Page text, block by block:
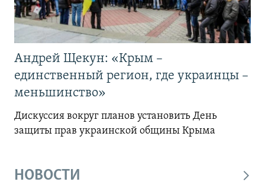
Андрей Щекун: «Крым –
единственный регион, где украинцы –
меньшинство»
Дискуссия вокруг планов установить День
защиты прав украинской общины Крыма
НОВОСТИ